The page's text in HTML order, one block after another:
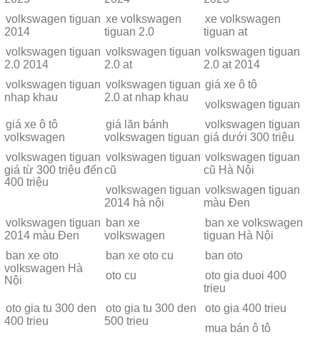
volkswagen tiguan
2014
xe volkswagen
tiguan 2.0
xe volkswagen
tiguan at
volkswagen tiguan
2.0 2014
volkswagen tiguan
2.0 at
volkswagen tiguan
2.0 at 2014
volkswagen tiguan
nhap khau
volkswagen tiguan
2.0 at nhap khau
giá xe ô tô
volkswagen tiguan
giá xe ô tô
volkswagen
giá lăn bánh
volkswagen tiguan
volkswagen tiguan
giá dưới 300 triệu
volkswagen tiguan
giá từ 300 triệu đến
400 triệu
volkswagen tiguan
cũ
volkswagen tiguan
cũ Hà Nội
volkswagen tiguan
2014 hà nội
volkswagen tiguan
màu Đen
volkswagen tiguan
2014 màu Đen
ban xe
volkswagen
ban xe volkswagen
tiguan Hà Nội
ban xe oto
volkswagen Hà
Nội
ban xe oto cu
ban oto
oto cu
oto gia duoi 400
trieu
oto gia tu 300 den
400 trieu
oto gia tu 300 den
500 trieu
oto gia 400 trieu
mua bán ô tô